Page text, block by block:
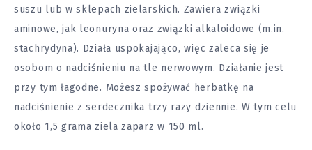
suszu lub w sklepach zielarskich. Zawiera związki
aminowe, jak leonuryna oraz związki alkaloidowe (m.in.
stachrydyna). Działa uspokajająco, więc zaleca się je
osobom o nadciśnieniu na tle nerwowym. Działanie jest
przy tym łagodne. Możesz spożywać herbatkę na
nadciśnienie z serdecznika trzy razy dziennie. W tym celu
około 1,5 grama ziela zaparz w 150 ml.